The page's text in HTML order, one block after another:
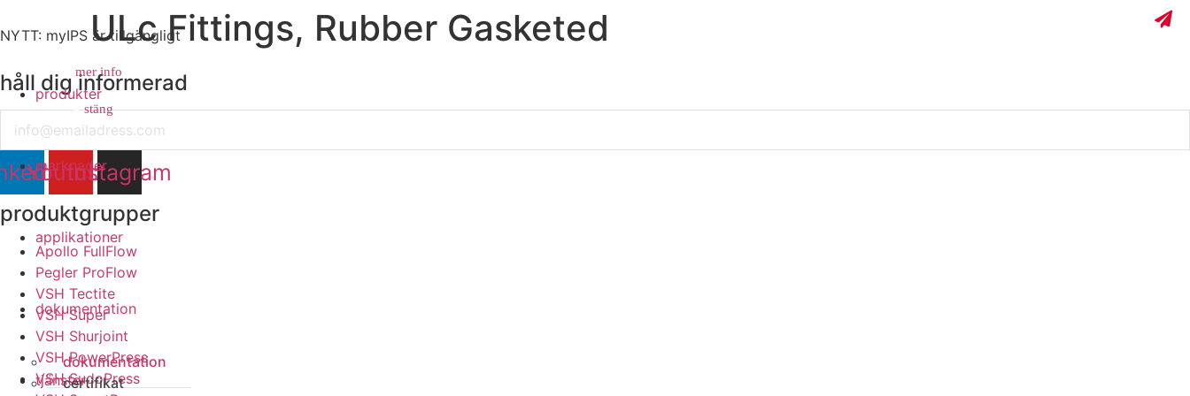
NYTT: myIPS är tillgängligt
mer info
stäng
stäng
produkter
marknader
applikationer
dokumentation
dokumentation
certifikat
tjänster
ULc Fittings, Rubber Gasketed
håll dig informerad
Youtube
Instagram
produktgrupper
Apollo FullFlow
Pegler ProFlow
VSH Tectite
VSH Super
VSH Shurjoint
VSH PowerPress
VSH SudoPress